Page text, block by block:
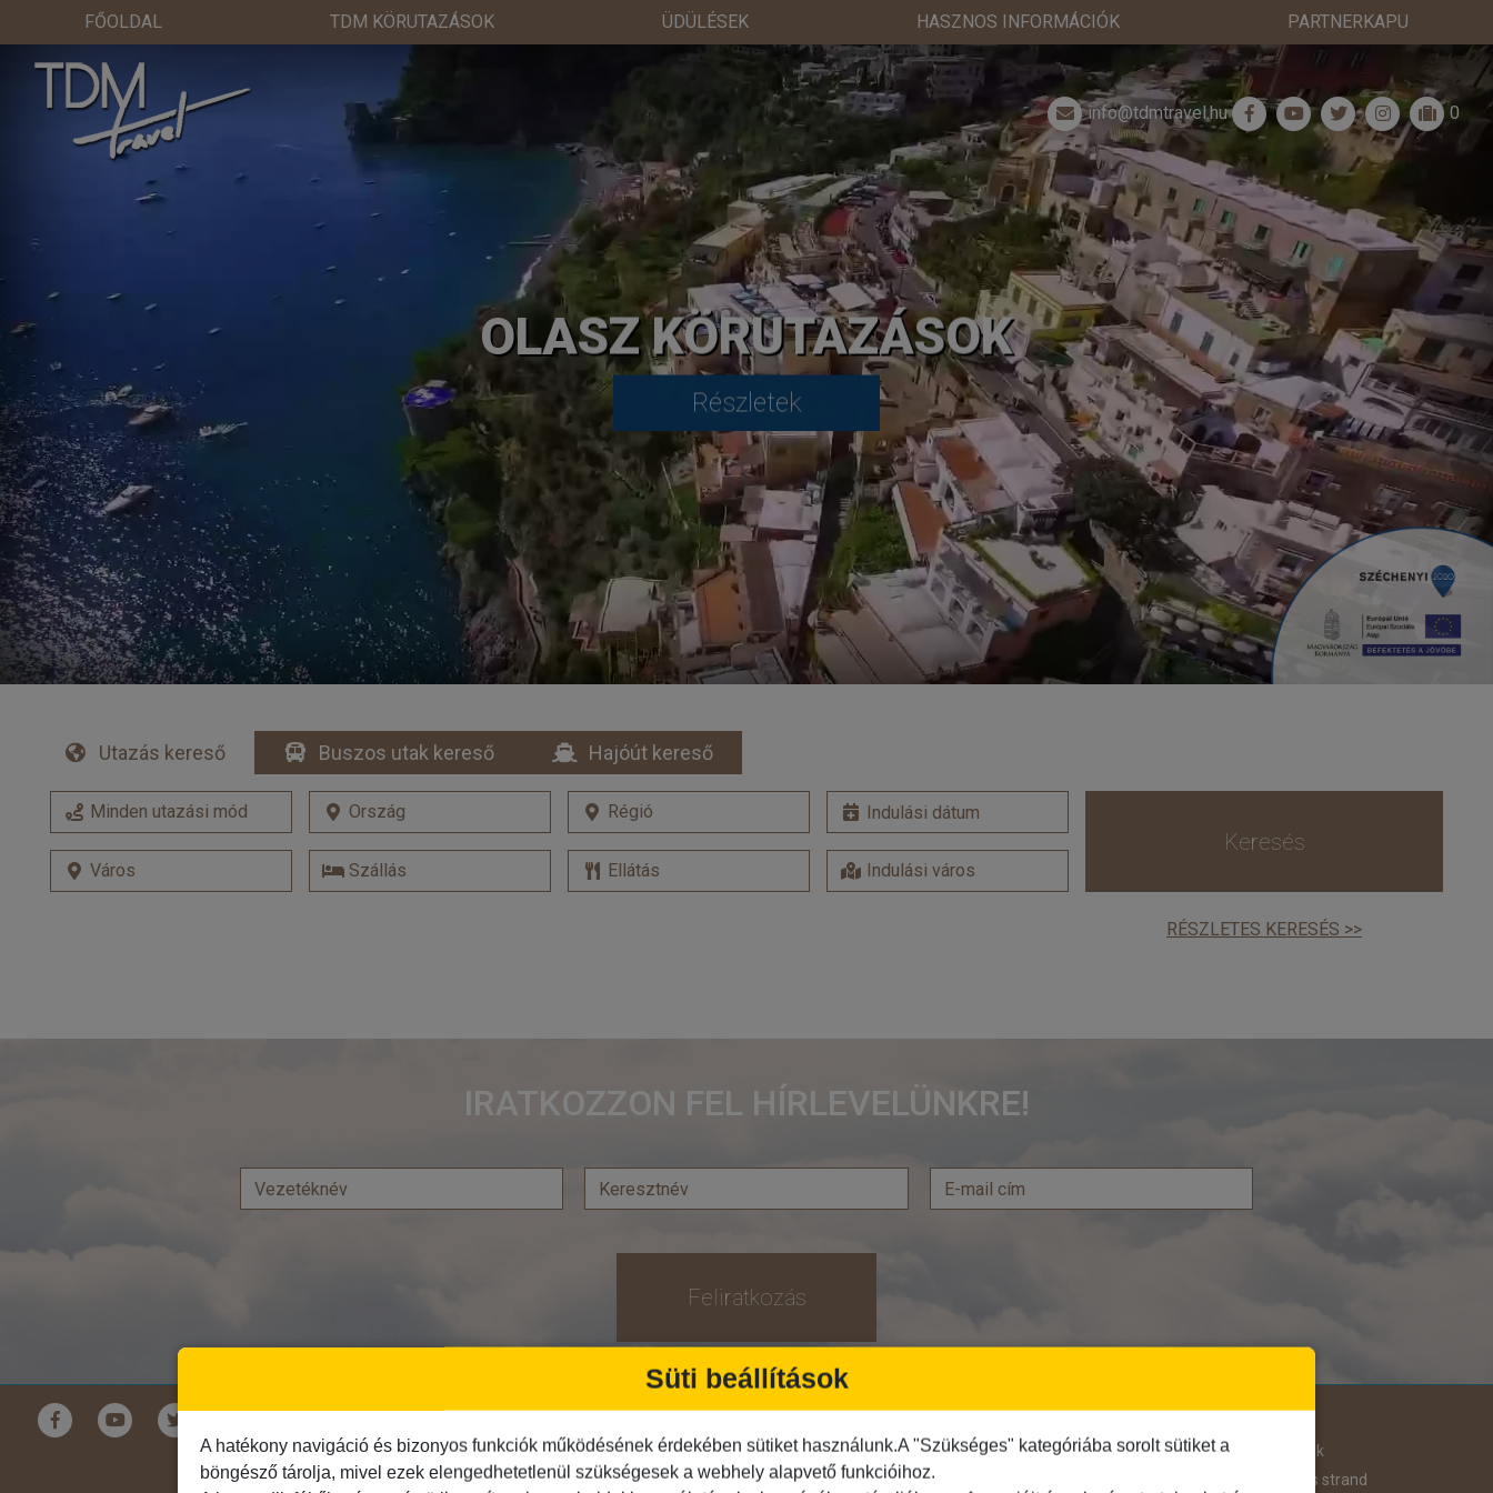
FŐOLDAL TDM KÖRUTAZÁSOK ÜDÜLÉSEK HASZNOS INFORMÁCIÓK PARTNERKAPU
info@tdmtravel.hu 0
OLASZ KÖRUTAZÁSOK
Részletek
Utazás kereső Buszos utak kereső Hajóút kereső
Keresés
RÉSZLETES KERESÉS >>
IRATKOZZON FEL HÍRLEVELÜNKRE!
Feliratkozás
Földrészek
Ausztrália
Ázsia
Közlekedés
Busszal
busz+hajó
Programtípus
1 napos utak
Belépőjegy
Útjellemző
Adventi út
Hegyvidék
Homokos strand
Süti beállítások
A hatékony navigáció és bizonyos funkciók működésének érdekében sütiket használunk.A "Szükséges" kategóriába sorolt sütiket a
böngésző tárolja, mivel ezek elengedhetetlenül szükségesek a webhely alapvető funkcióihoz.